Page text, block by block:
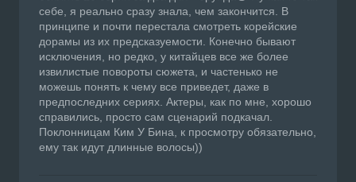
себе, я реально сразу знала, чем закончится. В
принципе и почти перестала смотреть корейские
дорамы из их предсказуемости. Конечно бывают
исключения, но редко, у китайцев все же более
извилистые повороты сюжета, и частенько не
можешь понять к чему все приведет, даже в
предпоследних сериях. Актеры, как по мне, хорошо
справились, просто сам сценарий подкачал.
Поклонницам Ким У Бина, к просмотру обязательно,
ему так идут длинные волосы))